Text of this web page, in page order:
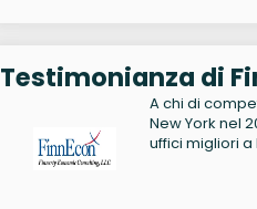
Testimonianza di
A chi di
New York nel
uffici migliori a